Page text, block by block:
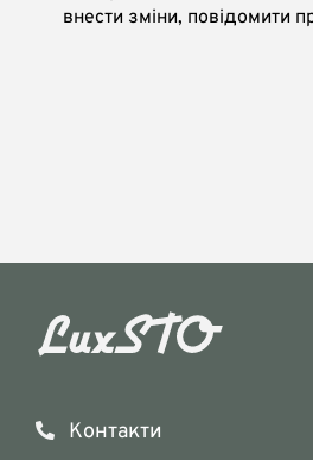
внести зміни, повідомити
Контакти